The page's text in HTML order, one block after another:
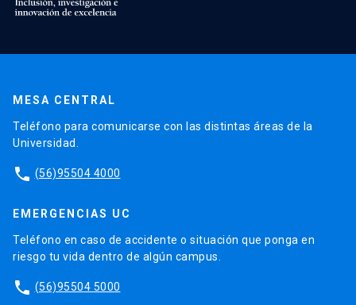
MESA CENTRAL
Teléfono para comunicarse con las distintas áreas de la
Universidad.
phone (56)95504 4000
EMERGENCIAS UC
Teléfono en caso de accidente o situación que ponga en
riesgo tu vida dentro de algún campus.
phone (56)95504 5000